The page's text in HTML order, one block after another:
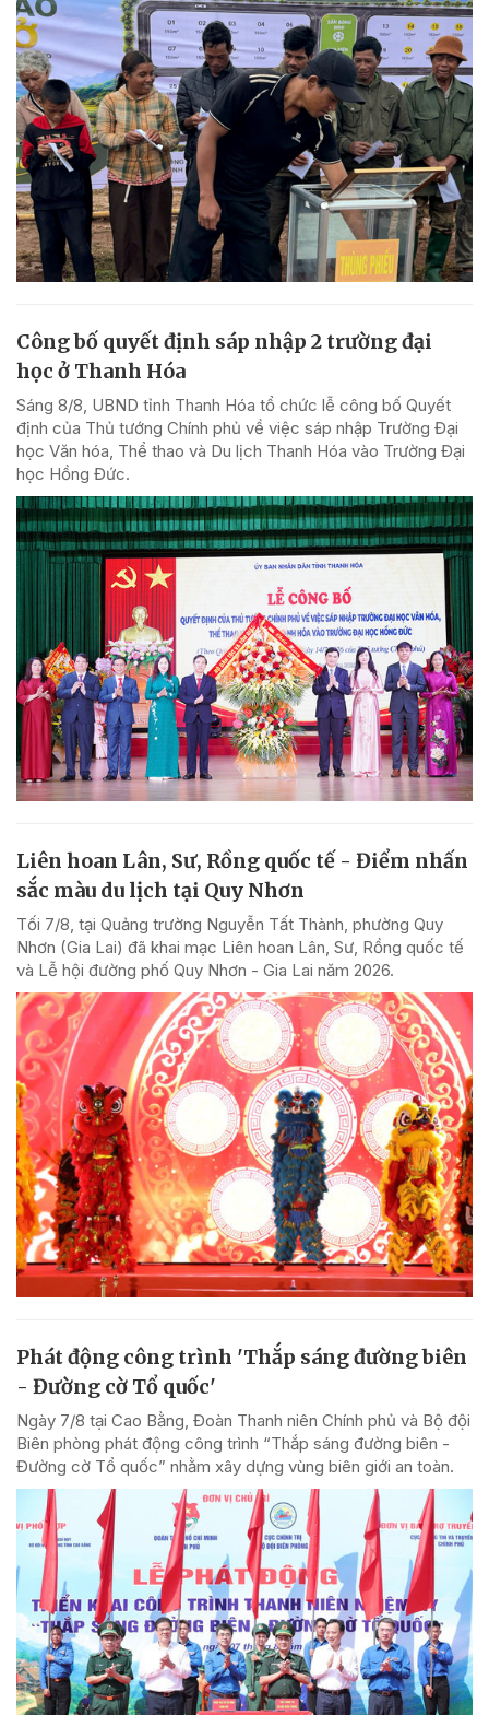
Công bố quyết định sáp nhập 2 trường đại
học ở Thanh Hóa
Sáng 8/8, UBND tỉnh Thanh Hóa tổ chức lễ công bố Quyết
định của Thủ tướng Chính phủ về việc sáp nhập Trường Đại
học Văn hóa, Thể thao và Du lịch Thanh Hóa vào Trường Đại
học Hồng Đức.
Liên hoan Lân, Sư, Rồng quốc tế - Điểm nhấn
sắc màu du lịch tại Quy Nhơn
Tối 7/8, tại Quảng trường Nguyễn Tất Thành, phường Quy
Nhơn (Gia Lai) đã khai mạc Liên hoan Lân, Sư, Rồng quốc tế
và Lễ hội đường phố Quy Nhơn - Gia Lai năm 2026.
Phát động công trình 'Thắp sáng đường biên
- Đường cờ Tổ quốc'
Ngày 7/8 tại Cao Bằng, Đoàn Thanh niên Chính phủ và Bộ đội
Biên phòng phát động công trình “Thắp sáng đường biên -
Đường cờ Tổ quốc” nhằm xây dựng vùng biên giới an toàn.